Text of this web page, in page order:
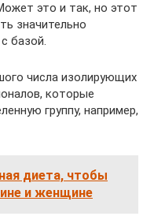
это и так, но этот
значительно
базой.
числа изолирующих
которые
группу, например,
диета, чтобы
и женщине